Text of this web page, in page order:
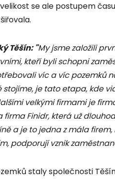
se ale postupem
Těšín: "My jsme založili
kteří byli schopni
víc a víc pozemků
stojíme, je tato etapa, kde
velkými firmami je
firma Finidr, která už
a je to jedna z mála
podporují vznik
staly společnosti